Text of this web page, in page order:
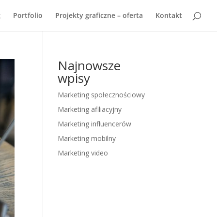
Portfolio Projekty graficzne – oferta Kontakt
Najnowsze
wpisy
Marketing społecznościowy
Marketing afiliacyjny
Marketing influencerów
Marketing mobilny
Marketing video